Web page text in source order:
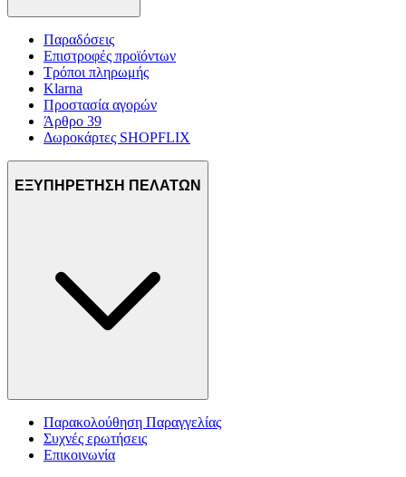
Παραδόσεις
Επιστροφές προϊόντων
Τρόποι πληρωμής
Klarna
Προστασία αγορών
Άρθρο 39
Δωροκάρτες SHOPFLIX
ΕΞΥΠΗΡΕΤΗΣΗ ΠΕΛΑΤΩΝ
Παρακολούθηση Παραγγελίας
Συχνές ερωτήσεις
Επικοινωνία